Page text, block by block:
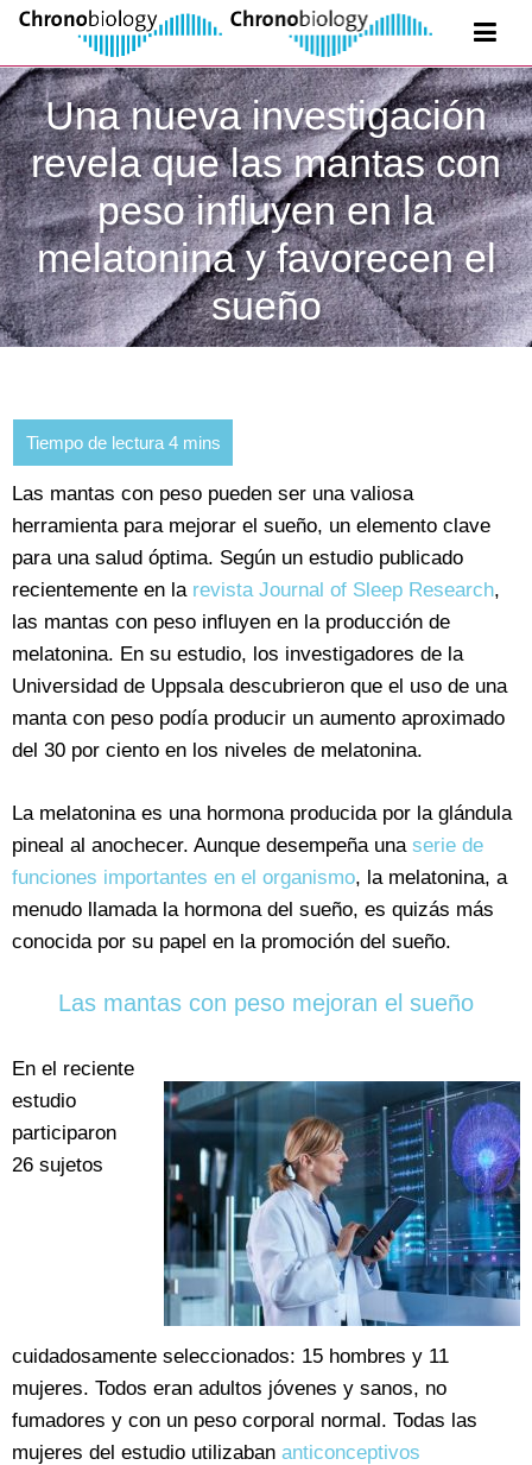
Una nueva investigación
revela que las mantas con
peso influyen en la
melatonina y favorecen el
sueño
Las mantas con peso pueden ser una valiosa
herramienta para mejorar el sueño, un elemento clave
para una salud óptima. Según un estudio publicado
recientemente en la revista Journal of Sleep Research,
las mantas con peso influyen en la producción de
melatonina. En su estudio, los investigadores de la
Universidad de Uppsala descubrieron que el uso de una
manta con peso podía producir un aumento aproximado
del 30 por ciento en los niveles de melatonina.
La melatonina es una hormona producida por la glándula
pineal al anochecer. Aunque desempeña una serie de
funciones importantes en el organismo, la melatonina, a
menudo llamada la hormona del sueño, es quizás más
conocida por su papel en la promoción del sueño.
Las mantas con peso mejoran el sueño
En el reciente
estudio
participaron
26 sujetos
cuidadosamente seleccionados: 15 hombres y 11
mujeres. Todos eran adultos jóvenes y sanos, no
fumadores y con un peso corporal normal. Todas las
mujeres del estudio utilizaban anticonceptivos